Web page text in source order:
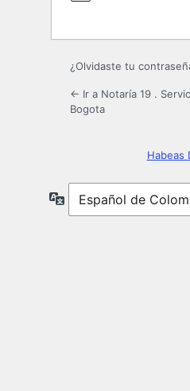
¿Olvidaste tu
← Ir a Notaría 19 .
Bogota
Habeas
Idioma